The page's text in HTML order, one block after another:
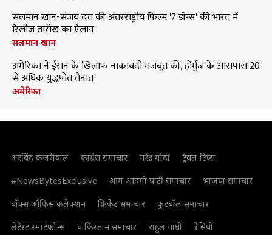
सलमान खान-संजय दत्त की अंतरराष्ट्रीय फिल्म '7 डॉग्स' की भारत में
रिलीज तारीख का ऐलान
सलमान खान
अमेरिका ने ईरान के खिलाफ नाकाबंदी मजबूत की, होर्मुज के आसपास 20
से अधिक युद्धपोत तैनात
अमेरिका
अरविंद केजरीवाल कांग्रेस समाचार नरेंद्र मोदी
ट्रैवल टिप्स
#NewsBytesExclusive
आम आदमी पार्टी समाचार
भाजपा समाचार
बॉक्स ऑफिस कलेक्शन
क्रिकेट समाचार
फुटबॉल समाचार
लेटेस्ट स्मार्टफोन्स
पाकिस्तान समाचार राहुल गांधी रेसिपी